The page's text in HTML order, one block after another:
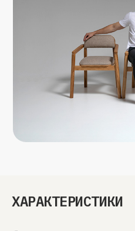
ХАРАКТЕРИСТИКИ
монументальный и футуристичный
позволяет сочетаться столам серии
ОСОБЕННОСТЬ СЕРИИ В
НАЛИЧИИ